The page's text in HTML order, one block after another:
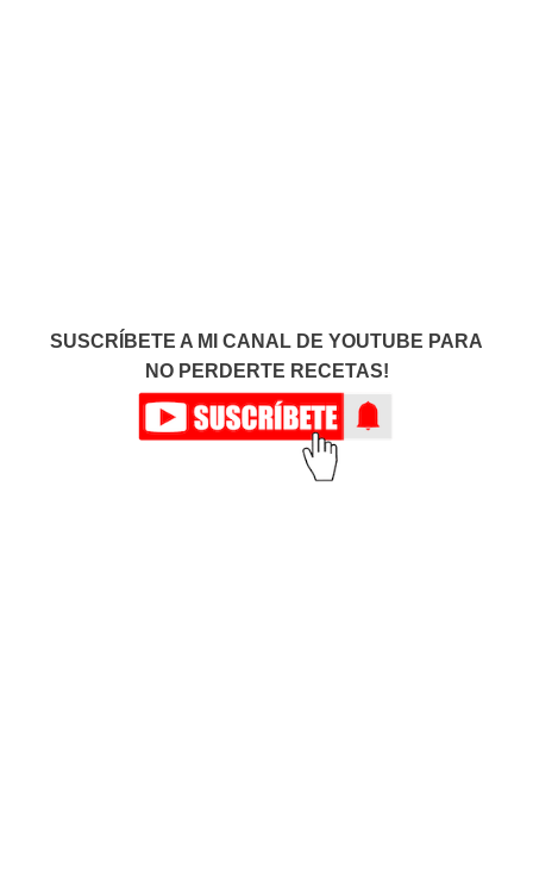
SUSCRÍBETE A MI CANAL DE YOUTUBE PARA
NO PERDERTE RECETAS!